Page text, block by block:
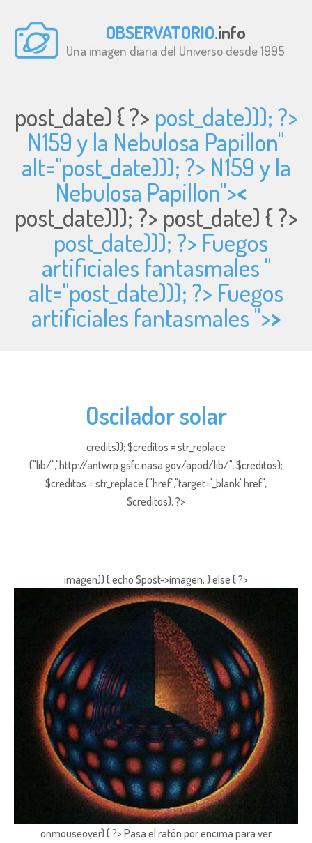
OBSERVATORIO.info
Una imagen diaria del Universo desde 1995
post_date) { ?> post_date))); ?>
N159 y la Nebulosa Papillon"
alt="post_date))); ?> N159 y la
Nebulosa Papillon"><
post_date))); ?> post_date) { ?>
post_date))); ?> Fuegos
artificiales fantasmales "
alt="post_date))); ?> Fuegos
artificiales fantasmales ">>
Oscilador solar
credits)); $creditos = str_replace
("lib/","http://antwrp.gsfc.nasa.gov/apod/lib/", $creditos);
$creditos = str_replace ("href","target='_blank' href",
$creditos); ?>
imagen)) { echo $post->imagen; } else { ?>
onmouseover) { ?> Pasa el ratón por encima para ver